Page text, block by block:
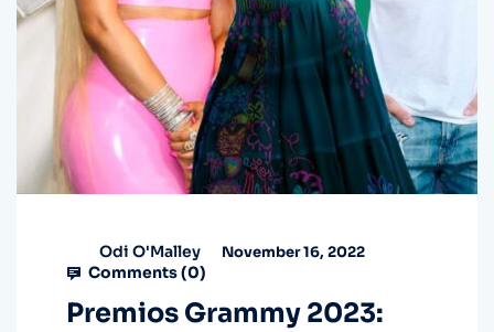
Odi O'Malley November 16, 2022
Comments (0)
Premios Grammy 2023: